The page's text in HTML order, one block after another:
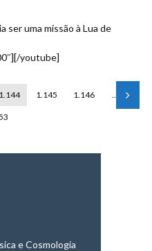
ser uma missão à Lua de
youtube]
1.144 1.145 1.146
e Cosmologia